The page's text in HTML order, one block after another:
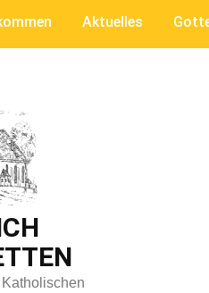
Aktuelles